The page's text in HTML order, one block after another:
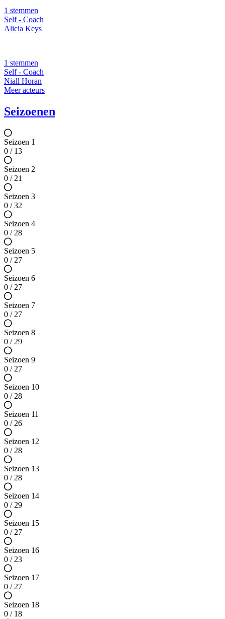
1 stemmen
Self - Coach
Alicia Keys
1 stemmen
Self - Coach
Niall Horan
Meer acteurs
Seizoenen
Seizoen 1
0 / 13
Seizoen 2
0 / 21
Seizoen 3
0 / 32
Seizoen 4
0 / 28
Seizoen 5
0 / 27
Seizoen 6
0 / 27
Seizoen 7
0 / 27
Seizoen 8
0 / 29
Seizoen 9
0 / 27
Seizoen 10
0 / 28
Seizoen 11
0 / 26
Seizoen 12
0 / 28
Seizoen 13
0 / 28
Seizoen 14
0 / 29
Seizoen 15
0 / 27
Seizoen 16
0 / 23
Seizoen 17
0 / 27
Seizoen 18
0 / 18